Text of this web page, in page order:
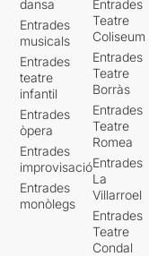
dansa
Entrades
musicals
Entrades
teatre
infantil
Entrades
òpera
Entrades
improvisació
Entrades
monòlegs
Entrades
Teatre
Coliseum
Entrades
Teatre
Borràs
Entrades
Teatre
Romea
Entrades
La
Villarroel
Entrades
Teatre
Condal